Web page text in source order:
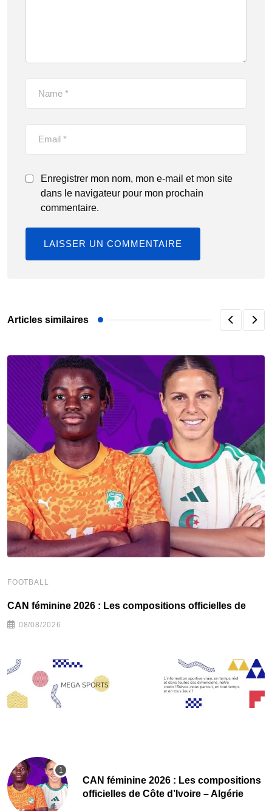
Enregistrer mon nom, mon e-mail et mon site
dans le navigateur pour mon prochain
commentaire.
Articles similaires
FOOTBALL
‎CAN féminine 2026 : Les compositions officielles de
08/08/2026
‎CAN féminine 2026 : Les compositions
officielles de Côte d’Ivoire – Algérie